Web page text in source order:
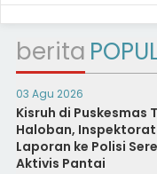
berita
03 Agu 2026
Kisruh di Puskesmas
Haloban,
Laporan ke Polisi
Aktivis Pantai